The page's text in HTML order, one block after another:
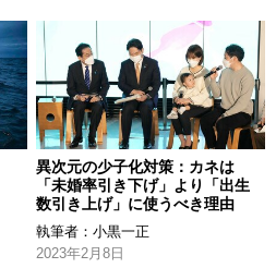
異次元の少子化対策：カネは
「未婚率引き下げ」より「出生
数引き上げ」に使うべき理由
執筆者：小黒一正
2023年2月8日